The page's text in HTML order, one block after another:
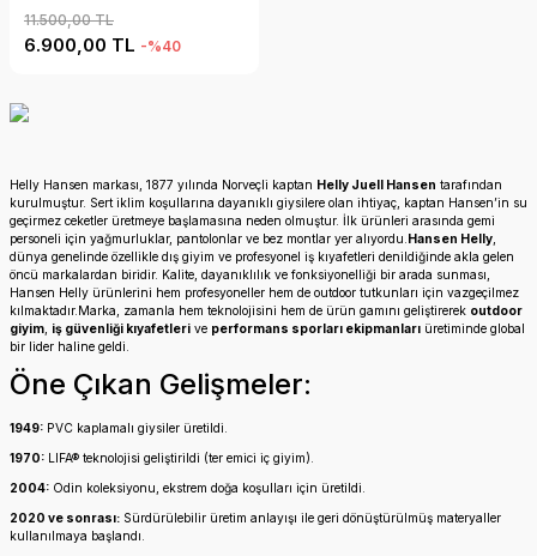
11.500,00 TL
6.900,00 TL -%40
Helly Hansen markası, 1877 yılında Norveçli kaptan Helly Juell Hansen tarafından
kurulmuştur. Sert iklim koşullarına dayanıklı giysilere olan ihtiyaç, kaptan Hansen’in su
geçirmez ceketler üretmeye başlamasına neden olmuştur. İlk ürünleri arasında gemi
personeli için yağmurluklar, pantolonlar ve bez montlar yer alıyordu. Hansen Helly
dünya genelinde özellikle dış giyim ve profesyonel iş kıyafetleri denildiğinde akla gelen
öncü markalardan biridir. Kalite, dayanıklılık ve fonksiyonelliği bir arada sunması,
Hansen Helly ürünlerini hem profesyoneller hem de outdoor tutkunları için vazgeçilmez
kılmaktadır.Marka, zamanla hem teknolojisini hem de ürün gamını geliştirerek outdoor
giyim iş güvenliği kıyafetleri ve performans sporları ekipmanları üretiminde global
bir lider haline geldi.
Öne Çıkan Gelişmeler:
1949: PVC kaplamalı giysiler üretildi.
1970: LIFA® teknolojisi geliştirildi (ter emici iç giyim).
2004: Odin koleksiyonu, ekstrem doğa koşulları için üretildi.
2020 ve sonrası: Sürdürülebilir üretim anlayışı ile geri dönüştürülmüş materyaller
kullanılmaya başlandı.